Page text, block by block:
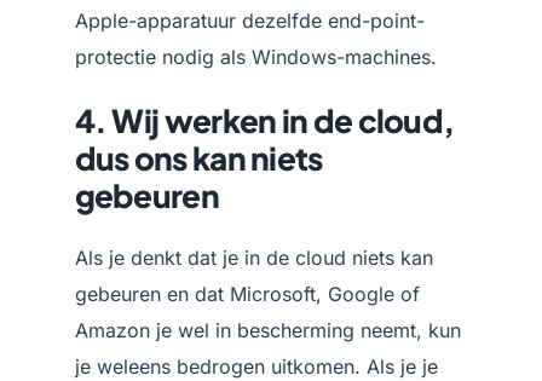
Apple-apparatuur dezelfde end-point-
protectie nodig als Windows-machines.
4. Wij werken in de cloud,
dus ons kan niets
gebeuren
Als je denkt dat je in de cloud niets kan
gebeuren en dat Microsoft, Google of
Amazon je wel in bescherming neemt, kun
je weleens bedrogen uitkomen. Als je je